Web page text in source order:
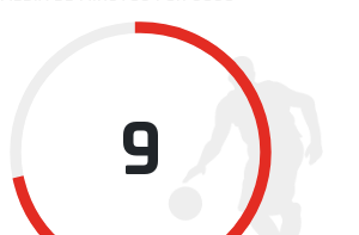
9